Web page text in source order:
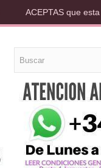
ACEPTAS que